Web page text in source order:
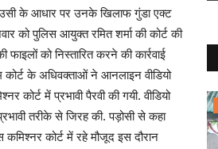
उसी के आधार पर उनके खिलाफ गुंडा एक्ट
को पुलिस आयुक्त रमित शर्मा की कोर्ट की
को निस्तारित करने की कार्रवाई
के अधिवक्ताओं ने आनलाइन वीडियो
कोर्ट में प्रभावी पैरवी की गयी. वीडियो
तरीके से जिरह की. पड़ोसी से कहा
कोर्ट में रहे मौजूद इस दौरान